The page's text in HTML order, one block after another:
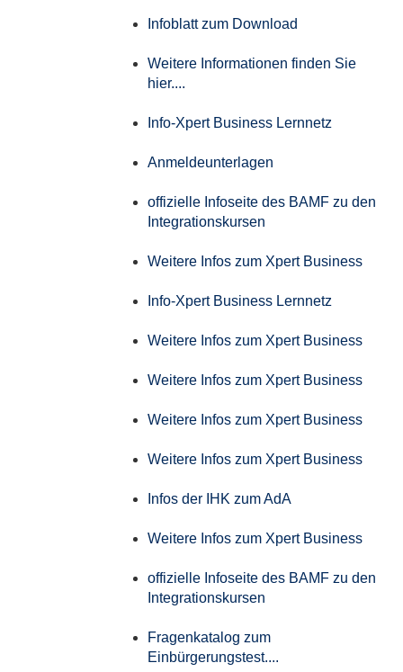
Infoblatt zum Download
Weitere Informationen finden Sie
hier....
Info-Xpert Business Lernnetz
Anmeldeunterlagen
offizielle Infoseite des BAMF zu den
Integrationskursen
Weitere Infos zum Xpert Business
Info-Xpert Business Lernnetz
Weitere Infos zum Xpert Business
Weitere Infos zum Xpert Business
Weitere Infos zum Xpert Business
Weitere Infos zum Xpert Business
Infos der IHK zum AdA
Weitere Infos zum Xpert Business
offizielle Infoseite des BAMF zu den
Integrationskursen
Fragenkatalog zum
Einbürgerungstest....